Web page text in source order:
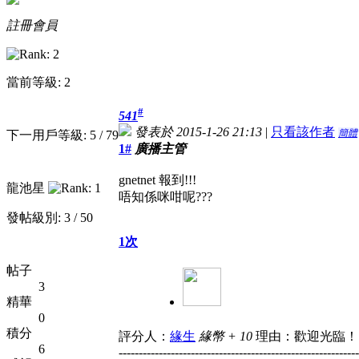
註冊會員
當前等級: 2
下一用戶等級: 5 / 79
龍池星
發帖級別: 3 / 50
帖子
3
精華
0
積分
6
541#
發表於 2015-1-26 21:13 | 只看該作者 簡體
1# 廣播主管
gnetnet 報到!!!
唔知係咪咁呢???
1次
評分人： 緣生 緣幣 + 10 理由：歡迎光臨！